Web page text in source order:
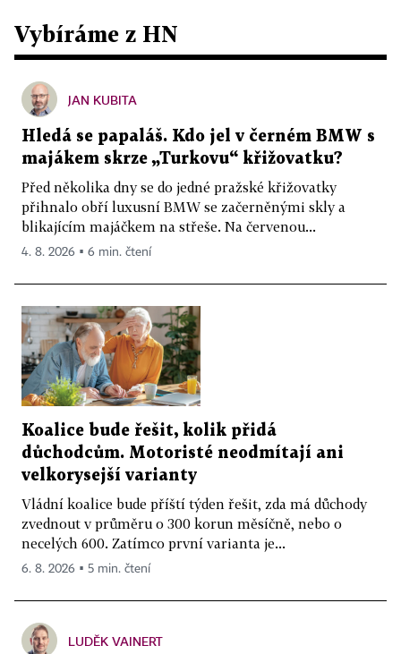
Vybíráme z HN
JAN KUBITA
Hledá se papaláš. Kdo jel v černém BMW s
majákem skrze „Turkovu“ křižovatku?
Před několika dny se do jedné pražské křižovatky
přihnalo obří luxusní BMW se začerněnými skly a
blikajícím majáčkem na střeše. Na červenou...
4. 8. 2026 ▪ 6 min. čtení
Koalice bude řešit, kolik přidá
důchodcům. Motoristé neodmítají ani
velkorysejší varianty
Vládní koalice bude příští týden řešit, zda má důchody
zvednout v průměru o 300 korun měsíčně, nebo o
necelých 600. Zatímco první varianta je...
6. 8. 2026 ▪ 5 min. čtení
LUDĚK VAINERT